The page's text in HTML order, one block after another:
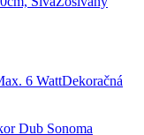
Dekoračná